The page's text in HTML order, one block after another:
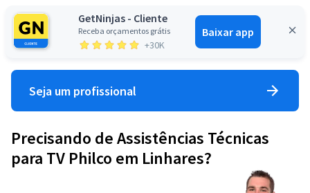
GetNinjas - Cliente
Receba orçamentos grátis
+30K
Baixar app
Entrar
Seja um profissional
Precisando de Assistências Técnicas
para TV Philco em Linhares?